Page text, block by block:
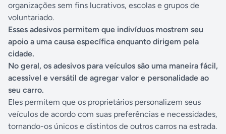
organizações sem fins lucrativos, escolas e grupos de
voluntariado.
Esses adesivos permitem que indivíduos mostrem seu
apoio a uma causa específica enquanto dirigem pela
cidade.
No geral, os adesivos para veículos são uma maneira fácil,
acessível e versátil de agregar valor e personalidade ao
seu carro.
Eles permitem que os proprietários personalizem seus
veículos de acordo com suas preferências e necessidades,
tornando-os únicos e distintos de outros carros na estrada.